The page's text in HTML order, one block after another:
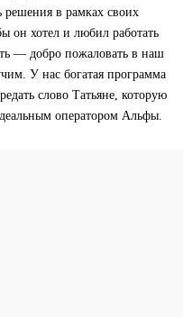
решения в рамках своих
он хотел и любил работать
— добро пожаловать в наш
У нас богатая программа
слово Татьяне, которую
оператором Альфы.